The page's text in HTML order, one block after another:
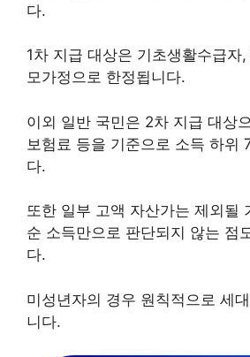
다.
1차 지급 대상은 기초생활수급자
모가정으로 한정됩니다.
이외 일반 국민은 2차 지급 대상
보험료 등을 기준으로 소득 하위
다.
또한 일부 고액 자산가는 제외될
순 소득만으로 판단되지 않는 점
다.
미성년자의 경우 원칙적으로 세
니다.